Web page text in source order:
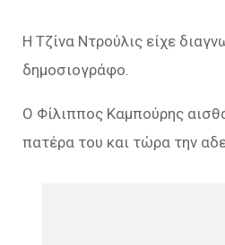
Η Τζίνα Ντρούλις είχε
δημοσιογράφο.
Ο Φίλιππος Καμπούρης
πατέρα του και τώρα την